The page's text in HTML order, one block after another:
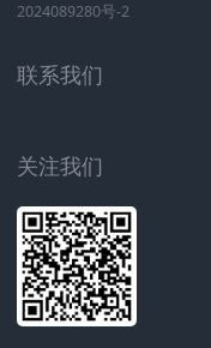
2024089280号-2
联系我们
关注我们